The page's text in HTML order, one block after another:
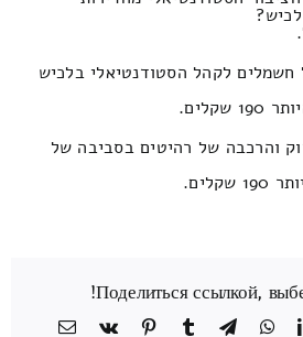
לקהל הסטודנטיאלי בלכיש
והרכבה של רהיטים בסביבה של
Поделиться ссылкой,
LinkedIn
WhatsApp
Telegram
Tumblr
Pinterest
Vk
כתובת